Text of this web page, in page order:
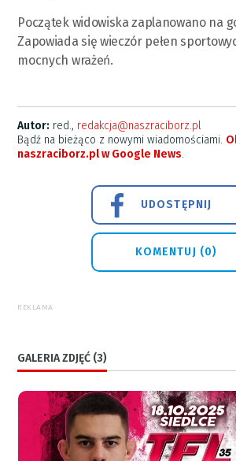
Początek widowiska zaplanowano na
Zapowiada się wieczór pełen
mocnych wrażeń.
Autor: red., redakcja@naszraciborz.pl
Bądź na bieżąco z nowymi wiadomościami.
naszraciborz.pl w Google News.
UDOSTĘPNIJ
KOMENTUJ (0)
REKLAMA
GALERIA ZDJĘĆ (3)